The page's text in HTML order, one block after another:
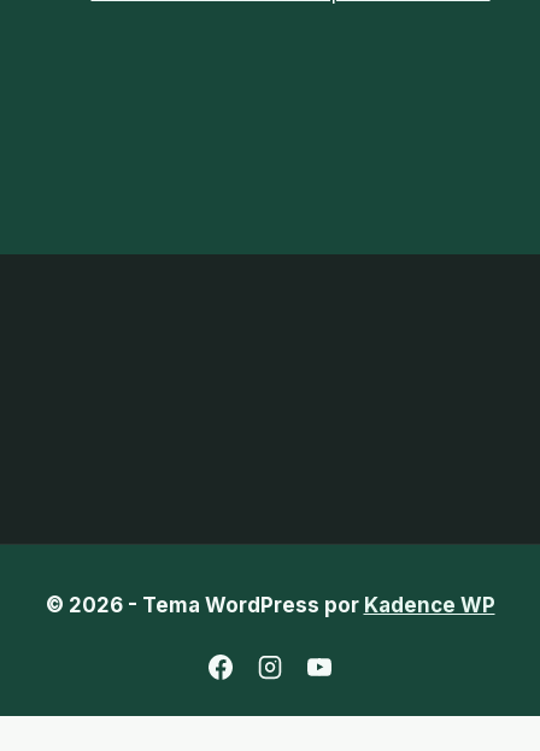
© 2026 - Tema WordPress por Kadence WP